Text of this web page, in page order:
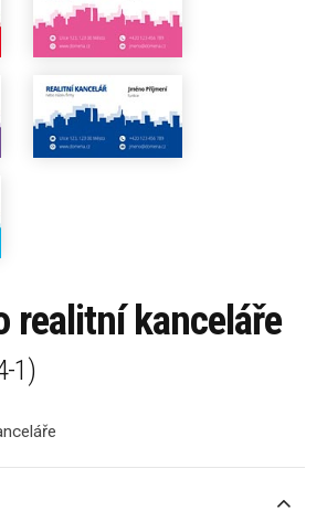
realitní kanceláře
1)